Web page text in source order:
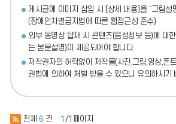
게시글에 이미지 삽입 시 [상세 내용]을 “그림설
(장애인차별금지법에 따른 웹접근성 준수)
외부 동영상 탑재 시 콘텐츠(음성정보 등)에 대
는 본문설명)이 제공되어야 합니다.
저작권자의 허락없이 제작물(사진,그림,영상,폰
권법에 의하여 처벌 받을 수 있으니 유의하시기
전체 6 건 1 /1페이지